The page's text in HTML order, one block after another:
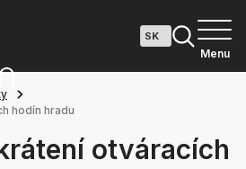
Menu
hodín hradu
otváracích